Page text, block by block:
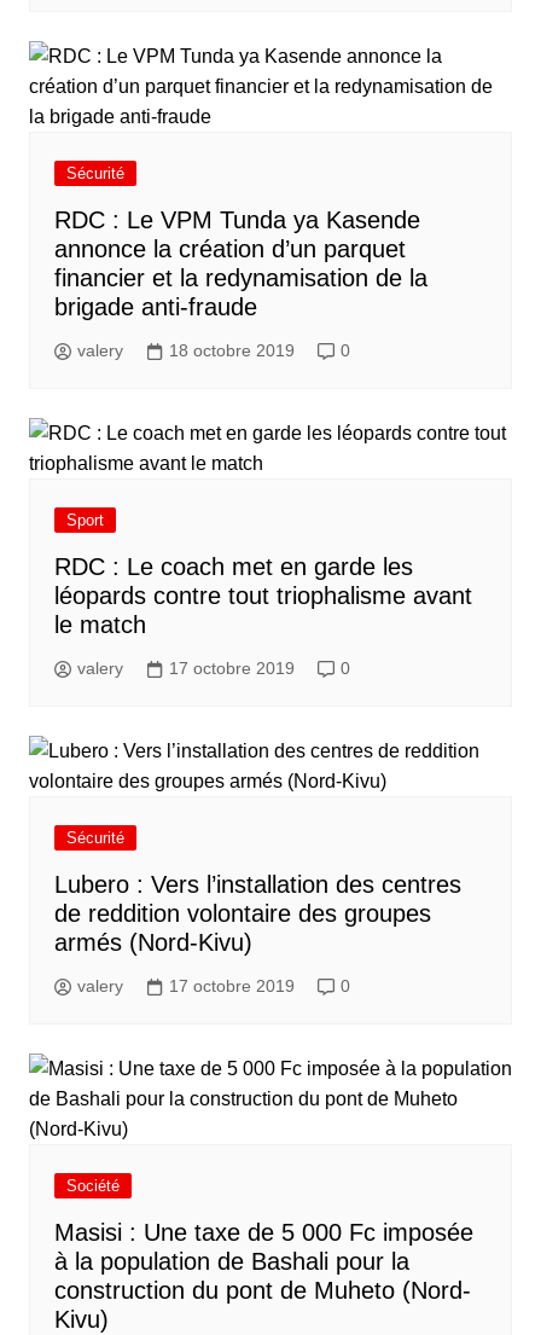
Sécurité
RDC : Le VPM Tunda ya Kasende
annonce la création d’un parquet
financier et la redynamisation de la
brigade anti-fraude
valery 18 octobre 2019 0
Sport
RDC : Le coach met en garde les
léopards contre tout triophalisme avant
le match
valery 17 octobre 2019 0
Sécurité
Lubero : Vers l’installation des centres
de reddition volontaire des groupes
armés (Nord-Kivu)
valery 17 octobre 2019 0
Société
Masisi : Une taxe de 5 000 Fc imposée
à la population de Bashali pour la
construction du pont de Muheto (Nord-
Kivu)